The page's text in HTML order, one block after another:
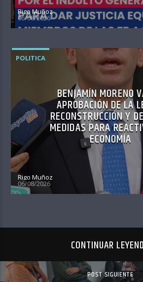
Rigo Muñoz
06/08/2026
POLITICA
BENJAMÍN MORENO
APROBACIÓN DE LA
RECONSTRUCCIÓN Y
MEDIDAS PARA
ECONOMÍA
Rigo Muñoz
06/08/2026
CONTINUAR
POST SIGUIENTE